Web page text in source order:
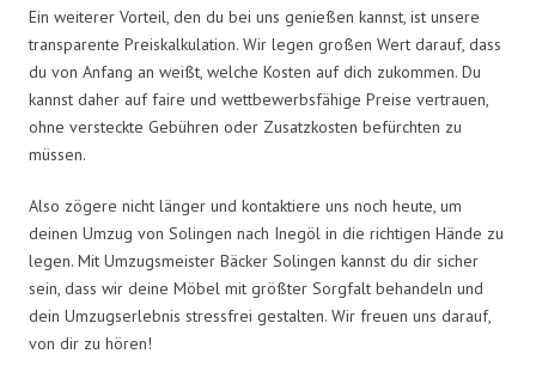
Ein weiterer Vorteil, den du bei uns genießen kannst, ist unsere
transparente Preiskalkulation. Wir legen großen Wert darauf, dass
du von Anfang an weißt, welche Kosten auf dich zukommen. Du
kannst daher auf faire und wettbewerbsfähige Preise vertrauen,
ohne versteckte Gebühren oder Zusatzkosten befürchten zu
müssen.
Also zögere nicht länger und kontaktiere uns noch heute, um
deinen Umzug von Solingen nach Inegöl in die richtigen Hände zu
legen. Mit Umzugsmeister Bäcker Solingen kannst du dir sicher
sein, dass wir deine Möbel mit größter Sorgfalt behandeln und
dein Umzugserlebnis stressfrei gestalten. Wir freuen uns darauf,
von dir zu hören!